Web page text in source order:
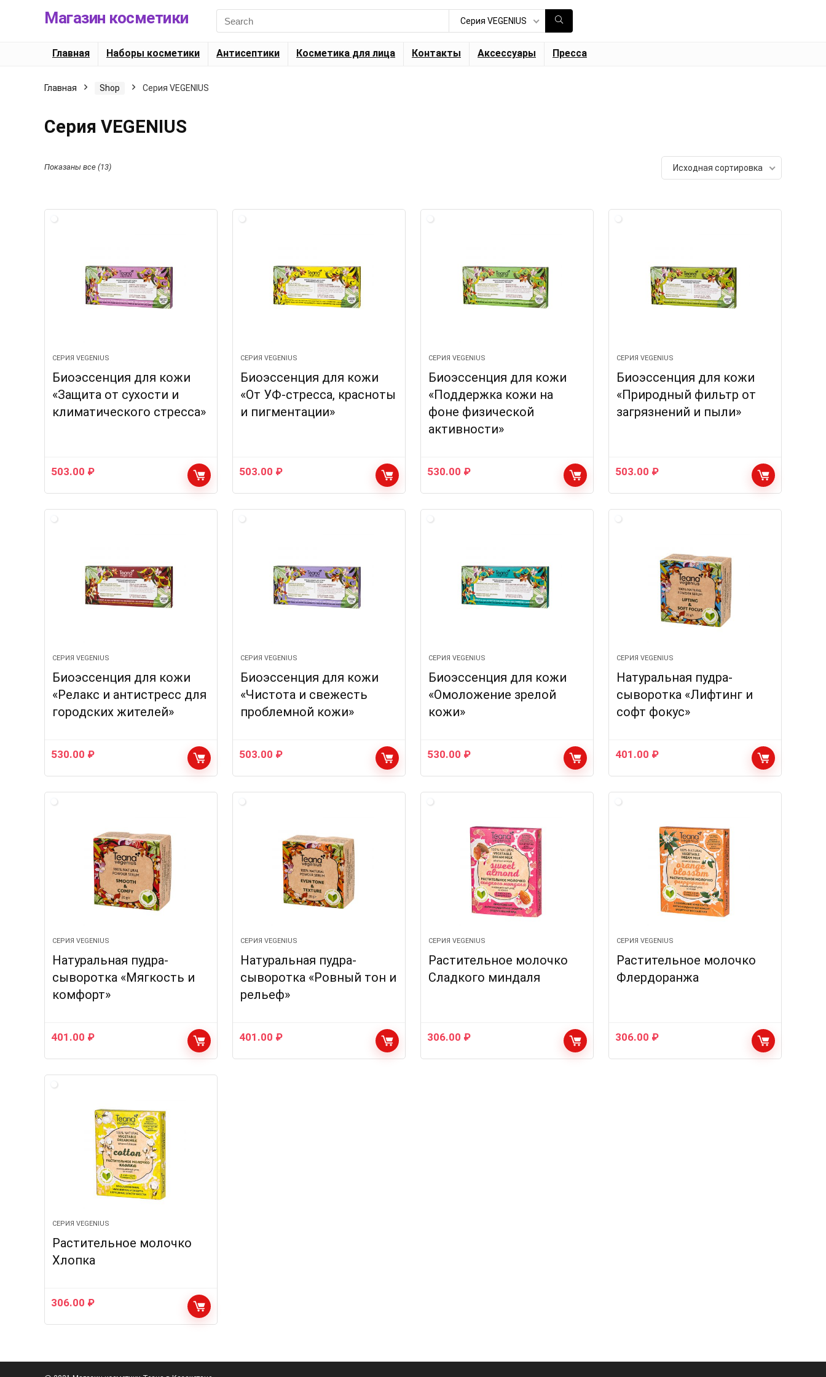
Магазин косметики
Search
for:
Серия VEGENIUS
Главная Наборы косметики Антисептики Косметика для лица Контакты Аксессуары Пресса
Главная Shop Серия VEGENIUS
Серия VEGENIUS
Показаны все (13) Исходная сортировка
СЕРИЯ VEGENIUS
Биоэссенция для кожи
«Защита от сухости и
климатического стресса»
503.00 ₽
СЕРИЯ VEGENIUS
Биоэссенция для кожи
«От УФ-стресса, красноты
и пигментации»
503.00 ₽
СЕРИЯ VEGENIUS
Биоэссенция для кожи
«Поддержка кожи на
фоне физической
активности»
530.00 ₽
СЕРИЯ VEGENIUS
Биоэссенция для кожи
«Природный фильтр от
загрязнений и пыли»
503.00 ₽
СЕРИЯ VEGENIUS
Биоэссенция для кожи
«Релакс и антистресс для
городских жителей»
530.00 ₽
СЕРИЯ VEGENIUS
Биоэссенция для кожи
«Чистота и свежесть
проблемной кожи»
503.00 ₽
СЕРИЯ VEGENIUS
Биоэссенция для кожи
«Омоложение зрелой
кожи»
530.00 ₽
СЕРИЯ VEGENIUS
Натуральная пудра-
сыворотка «Лифтинг и
софт фокус»
401.00 ₽
СЕРИЯ VEGENIUS
Натуральная пудра-
сыворотка «Мягкость и
комфорт»
401.00 ₽
СЕРИЯ VEGENIUS
Натуральная пудра-
сыворотка «Ровный тон и
рельеф»
401.00 ₽
СЕРИЯ VEGENIUS
Растительное молочко
Сладкого миндаля
306.00 ₽
СЕРИЯ VEGENIUS
Растительное молочко
Флердоранжа
306.00 ₽
СЕРИЯ VEGENIUS
Растительное молочко
Хлопка
306.00 ₽